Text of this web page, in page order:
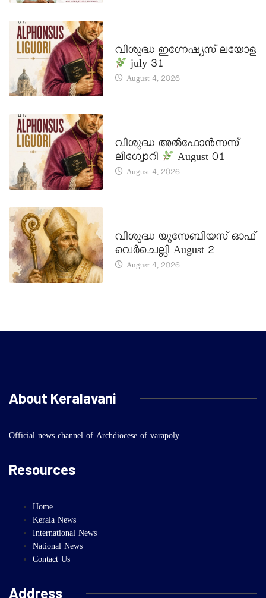
വിശുദ്ധ ഇഗ്നേഷ്യസ് ലയോള
july 31
August 4, 2026
വിശുദ്ധ അൽഫോൻസസ്
ലിഗ്വോറി
August 01
August 4, 2026
വിശുദ്ധ യൂസേബിയസ് ഓഫ്
വെർചെല്ലി August 2
August 4, 2026
About Keralavani
Official news channel of Archdiocese of varapoly.
Resources
Home
Kerala News
International News
National News
Contact Us
Address